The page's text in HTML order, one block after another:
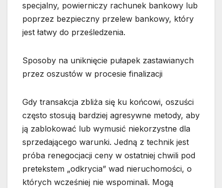
specjalny, powierniczy rachunek bankowy lub
poprzez bezpieczny przelew bankowy, który
jest łatwy do prześledzenia.
Sposoby na uniknięcie pułapek zastawianych
przez oszustów w procesie finalizacji
Gdy transakcja zbliża się ku końcowi, oszuści
często stosują bardziej agresywne metody, aby
ją zablokować lub wymusić niekorzystne dla
sprzedającego warunki. Jedną z technik jest
próba renegocjacji ceny w ostatniej chwili pod
pretekstem „odkrycia” wad nieruchomości, o
których wcześniej nie wspominali. Mogą